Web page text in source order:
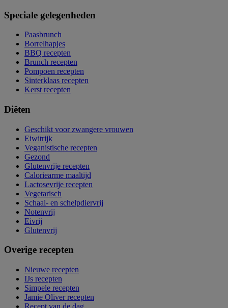
Speciale gelegenheden
Paasbrunch
Borrelhapjes
BBQ recepten
Brunch recepten
Pompoen recepten
Sinterklaas recepten
Kerst recepten
Diëten
Geschikt voor zwangere vrouwen
Eiwitrijk
Veganistische recepten
Gezond
Glutenvrije recepten
Caloriearme maaltijd
Lactosevrije recepten
Vegetarisch
Schaal- en schelpdiervrij
Notenvrij
Eivrij
Glutenvrij
Overige recepten
Nieuwe recepten
IJs recepten
Simpele recepten
Jamie Oliver recepten